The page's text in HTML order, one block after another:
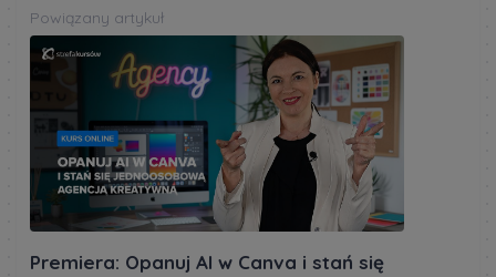
Powiązany artykuł
Premiera: Opanuj AI w Canva i stań się